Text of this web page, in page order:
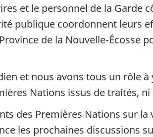
et le personnel de la Garde
publique coordonnent leurs
de la Nouvelle-Écosse
et nous avons tous un rôle
Nations issus de traités,
des Premières Nations sur
les prochaines discussions